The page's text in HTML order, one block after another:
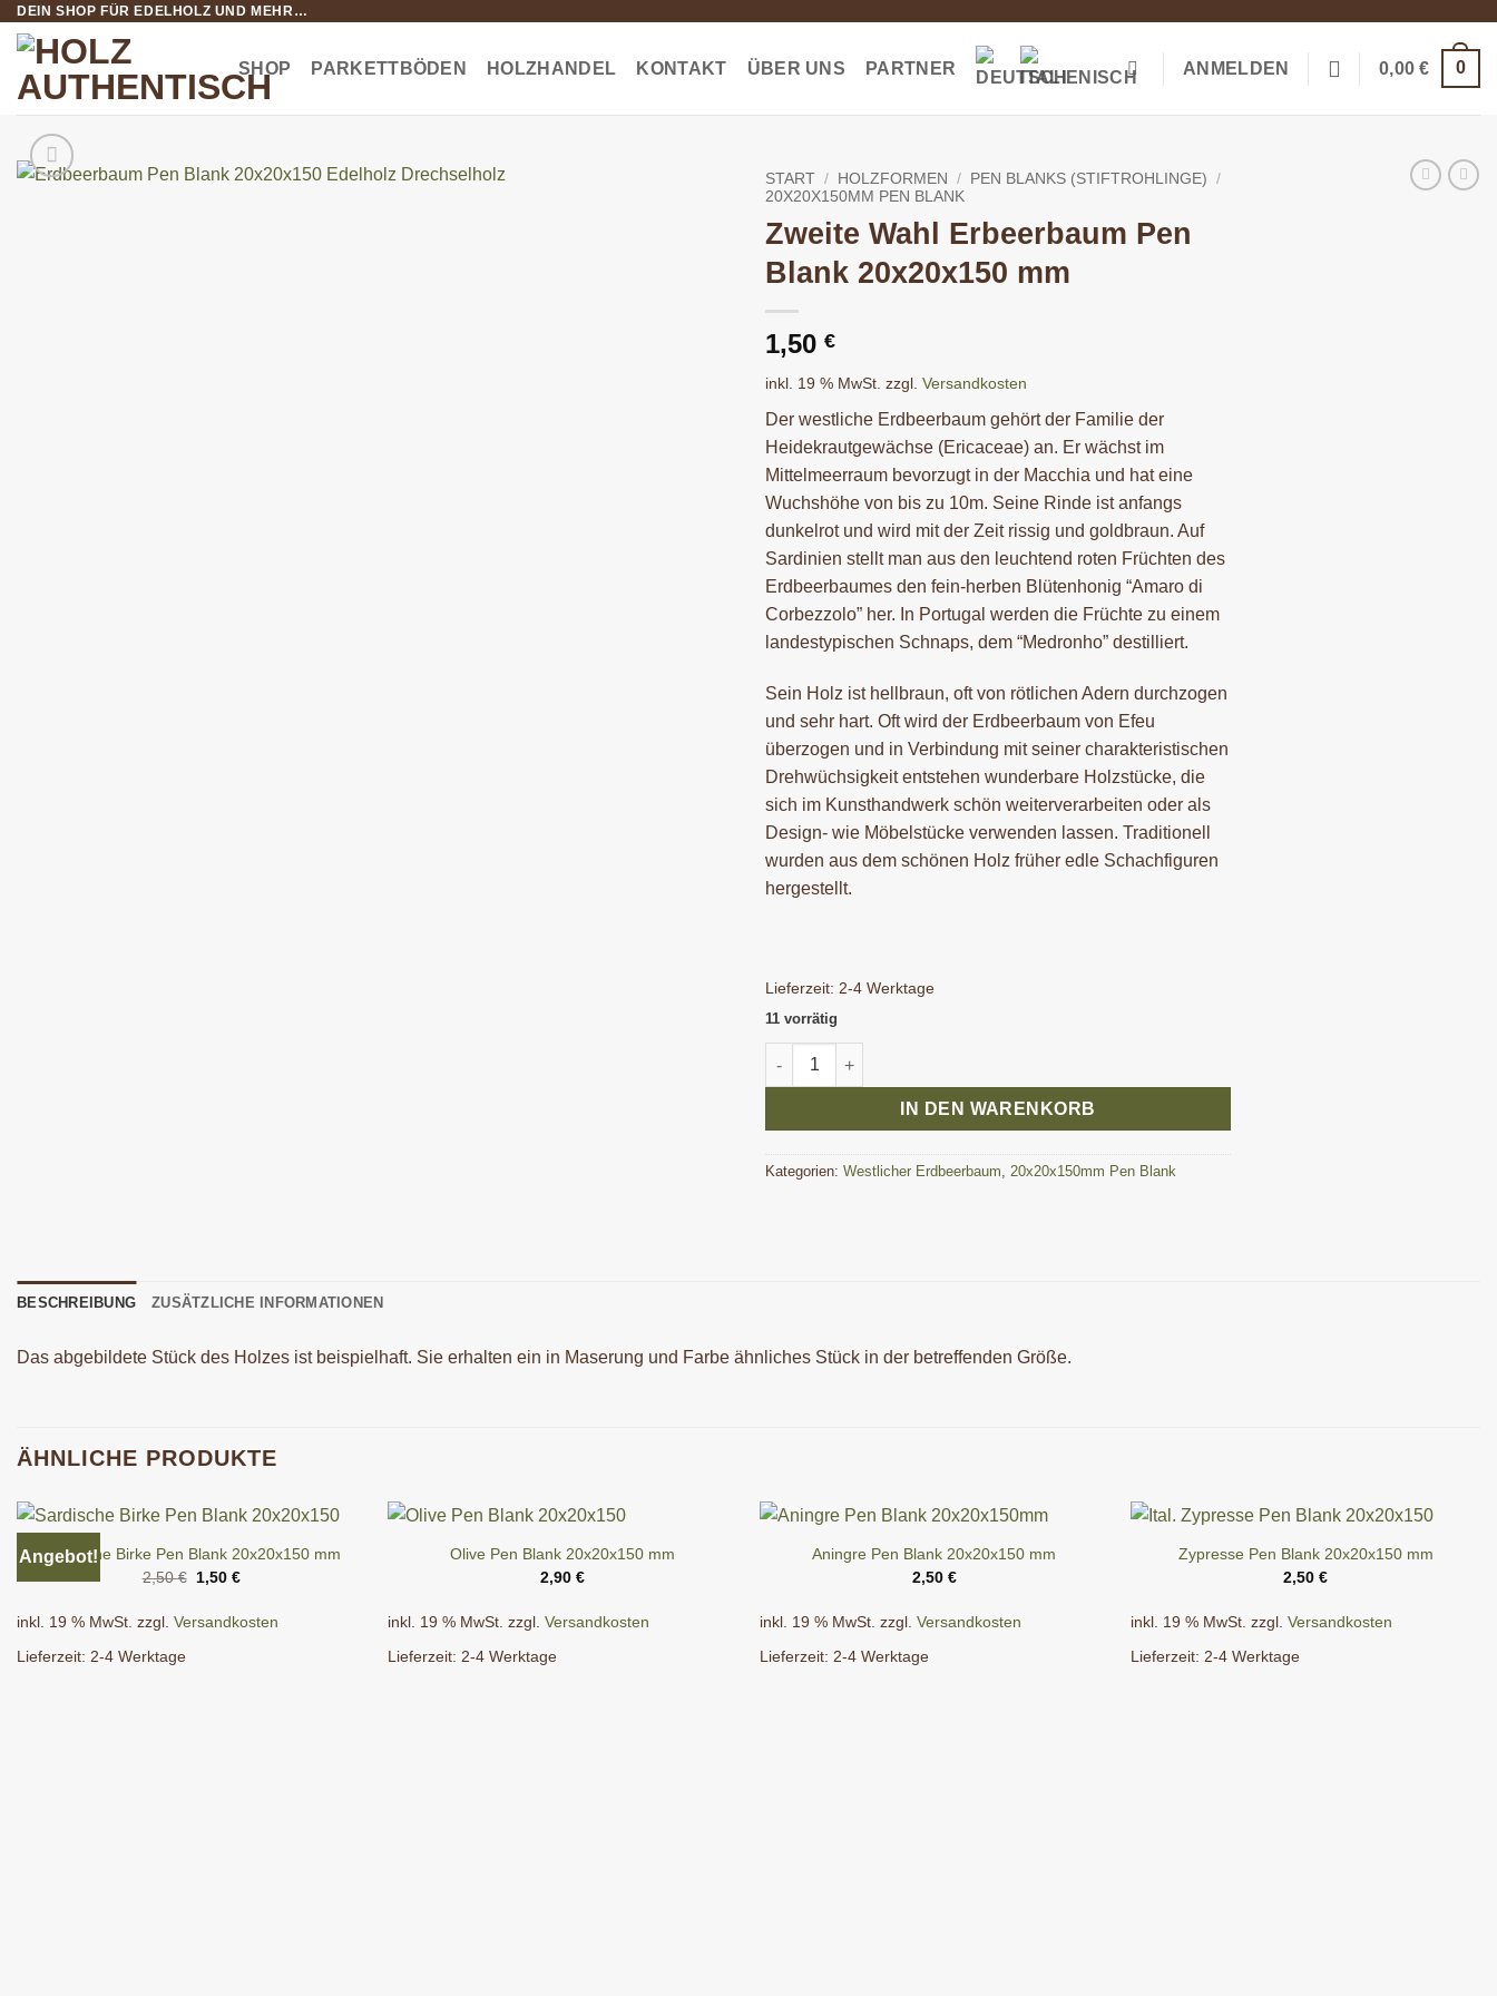
Zum
Inhalt
springen
DEIN SHOP FÜR EDELHOLZ UND MEHR…
SHOP PARKETTBÖDEN HOLZHANDEL KONTAKT ÜBER UNS PARTNER ANMELDEN 0,00€ 0
START / HOLZFORMEN / PEN BLANKS (STIFTROHLINGE)
/
20X20X150MM PEN BLANK
Zweite Wahl Erbeerbaum Pen
Blank 20x20x150 mm
1,50 €
inkl. 19 % MwSt. zzgl. Versandkosten
Der westliche Erdbeerbaum gehört der Familie der
Heidekrautgewächse (Ericaceae) an. Er wächst im
Mittelmeerraum bevorzugt in der Macchia und hat eine
Wuchshöhe von bis zu 10m. Seine Rinde ist anfangs
dunkelrot und wird mit der Zeit rissig und goldbraun. Auf
Sardinien stellt man aus den leuchtend roten Früchten des
Erdbeerbaumes den fein-herben Blütenhonig “Amaro di
Corbezzolo” her. In Portugal werden die Früchte zu einem
landestypischen Schnaps, dem “Medronho” destilliert.
Sein Holz ist hellbraun, oft von rötlichen Adern durchzogen
und sehr hart. Oft wird der Erdbeerbaum von Efeu
überzogen und in Verbindung mit seiner charakteristischen
Drehwüchsigkeit entstehen wunderbare Holzstücke, die
sich im Kunsthandwerk schön weiterverarbeiten oder als
Design- wie Möbelstücke verwenden lassen. Traditionell
wurden aus dem schönen Holz früher edle Schachfiguren
hergestellt.
Lieferzeit: 2-4 Werktage
11 vorrätig
Zweite Wahl Erbeerbaum Pen Blank 20x20x150 mm Menge
IN DEN WARENKORB
Kategorien: Westlicher Erdbeerbaum 20x20x150mm Pen Blank
BESCHREIBUNG ZUSÄTZLICHE INFORMATIONEN
Das abgebildete Stück des Holzes ist beispielhaft. Sie erhalten ein in Maserung und Farbe ähnliches Stück in der betreffenden Größe.
ÄHNLICHE PRODUKTE
Angebot!
Sardische Birke Pen Blank 20x20x150 mm
2,50€ Ursprünglicher
2,50 €
1,50 €Aktueller
1,50 €.
inkl. 19 % MwSt. zzgl. Versandkosten
Lieferzeit: 2-4 Werktage
Olive Pen Blank 20x20x150 mm
2,90€
inkl. 19 % MwSt. zzgl.Versandkosten
Lieferzeit: 2-4 Werktage
Aningre Pen Blank 20x20x150 mm
2,50 €
inkl. 19 % MwSt. zzgl. Versandkosten
Lieferzeit: 2-4 Werktage
Zypresse Pen Blank 20x20x150 mm
2,50€
inkl. 19 % MwSt. zzgl.Versandkosten
Lieferzeit: 2-4 Werktage